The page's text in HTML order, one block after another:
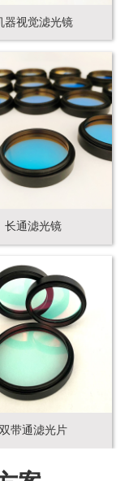
器视觉滤光镜
长通滤光镜
双带通滤光片